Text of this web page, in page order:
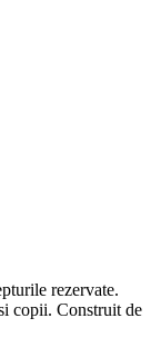
rezervate.
copii. Construit de